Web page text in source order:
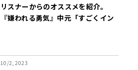
リスナーからのオススメを紹介。
『嫌われる勇気』中元「すごくイン
10/2, 2023